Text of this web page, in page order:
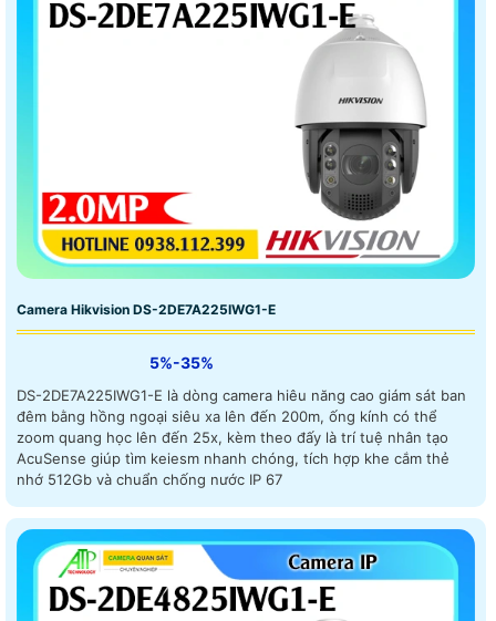
Camera Hikvision DS-2DE7A225IWG1-E
5%-35%
DS-2DE7A225IWG1-E là dòng camera hiêu năng cao giám sát ban
đêm bằng hồng ngoại siêu xa lên đến 200m, ống kính có thể
zoom quang học lên đến 25x, kèm theo đấy là trí tuệ nhân tạo
AcuSense giúp tìm keiesm nhanh chóng, tích hợp khe cắm thẻ
nhớ 512Gb và chuẩn chống nước IP 67